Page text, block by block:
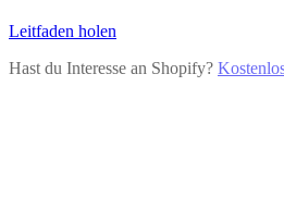
Leitfaden holen
Hast du Interesse an Shopify?